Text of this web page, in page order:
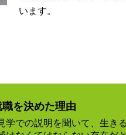
います。
職を決めた理由
学での説明を聞いて、生き